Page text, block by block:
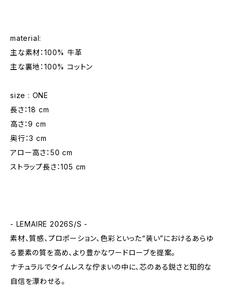
material:
主な素材：100% 牛革
主な裏地：100% コットン
size : ONE
長さ：18 cm
高さ：9 cm
奥行：3 cm
アロー高さ：50 cm
ストラップ長さ：105 cm
- LEMAIRE 2026S/S -
素材、質感、プロポーション、色彩といった“装い”におけるあらゆ
る要素の質を高め、より豊かなワードローブを提案。
ナチュラルでタイムレスな佇まいの中に、芯のある鋭さと知的な
自信を漂わせる。